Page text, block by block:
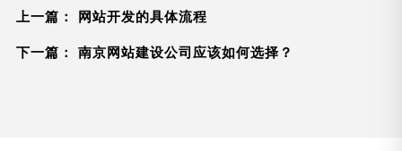
上一篇： 网站开发的具体流程
下一篇： 南京网站建设公司应该如何选择？